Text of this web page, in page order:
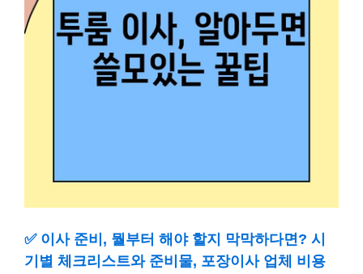
✅ 이사 준비, 뭘부터 해야 할지 막막하다면? 시
기별 체크리스트와 준비물, 포장이사 업체 비용